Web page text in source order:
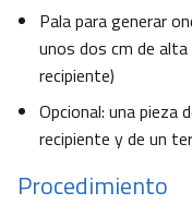
Pala para generar
unos dos cm de alta
recipiente)
Opcional: una pieza
recipiente y de un
Procedimiento